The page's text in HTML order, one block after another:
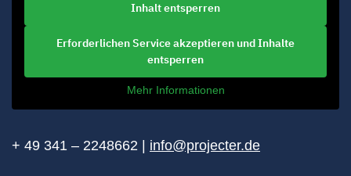
Inhalt entsperren
Erforderlichen Service akzeptieren und Inhalte
entsperren
Mehr Informationen
+ 49 341 – 2248662 | info@projecter.de